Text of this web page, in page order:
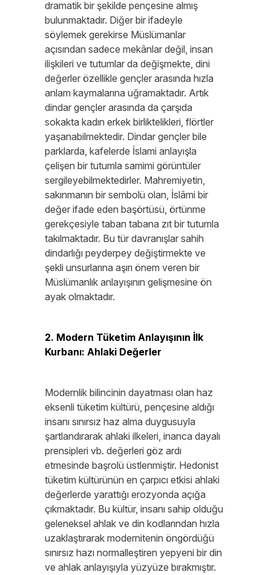
dramatik bir şekilde pençesine almış
bulunmaktadır. Diğer bir ifadeyle
söylemek gerekirse Müslümanlar
açısından sadece mekânlar değil, insan
ilişkileri ve tutumlar da değişmekte, dini
değerler özellikle gençler arasında hızla
anlam kaymalarına uğramaktadır. Artık
dindar gençler arasında da çarşıda
sokakta kadın erkek birliktelikleri, flörtler
yaşanabilmektedir. Dindar gençler bile
parklarda, kafelerde İslami anlayışla
çelişen bir tutumla samimi görüntüler
sergileyebilmektedirler. Mahremiyetin,
sakınmanın bir sembolü olan, İslâmi bir
değer ifade eden başörtüsü, örtünme
gerekçesiyle taban tabana zıt bir tutumla
takılmaktadır. Bu tür davranışlar sahih
dindarlığı peyderpey değiştirmekte ve
şekli unsurlarına aşırı önem veren bir
Müslümanlık anlayışının gelişmesine ön
ayak olmaktadır.
2. Modern Tüketim Anlayışının İlk
Kurbanı: Ahlaki Değerler
Modernlik bilincinin dayatması olan haz
eksenli tüketim kültürü, pençesine aldığı
insanı sınırsız haz alma duygusuyla
şartlandırarak ahlaki ilkeleri, inanca dayalı
prensipleri vb. değerleri göz ardı
etmesinde başrolü üstlenmiştir. Hedonist
tüketim kültürünün en çarpıcı etkisi ahlaki
değerlerde yarattığı erozyonda açığa
çıkmaktadır. Bu kültür, insanı sahip olduğu
geleneksel ahlak ve din kodlarından hızla
uzaklaştırarak modernitenin öngördüğü
sınırsız hazı normalleştiren yepyeni bir din
ve ahlak anlayışıyla yüzyüze bırakmıştır.